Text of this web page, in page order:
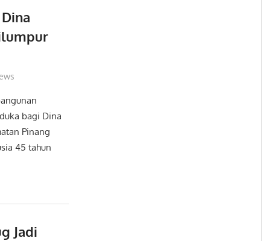
bagi Dina
Pinang
45 tahun
Jadi